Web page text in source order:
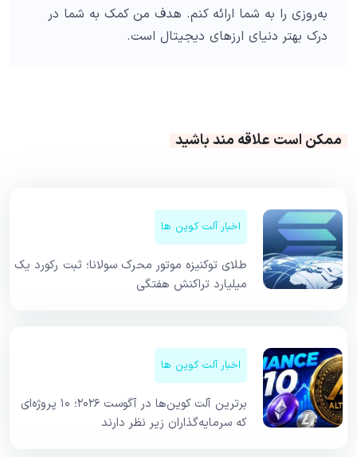
به‌روزی را به شما ارائه کنم. هدف من کمک به شما در
درک بهتر دنیای ارزهای دیجیتال است.
ممکن است علاقه مند باشید
اخبار آلت کوین ها
طلای توکنیزه موتور محرک سولانا؛ ثبت رکورد یک
میلیارد تراکنش هفتگی
اخبار آلت کوین ها
برترین آلت کوین‌ها در آگوست ۲۰۲۶؛ ۱۰ پروژه‌ای
که سرمایه‌گذاران زیر نظر دارند